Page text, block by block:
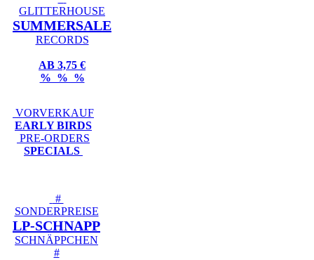
GLITTERHOUSE
SUMMERSALE
RECORDS
AB 3,75 €
% % %
VORVERKAUF
EARLY BIRDS
PRE-ORDERS
SPECIALS
#
SONDERPREISE
LP-SCHNAPP
SCHNÄPPCHEN
#